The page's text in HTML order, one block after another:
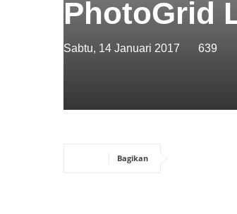
PhotoGrid
Sabtu, 14 Januari 2017 639
Bagikan